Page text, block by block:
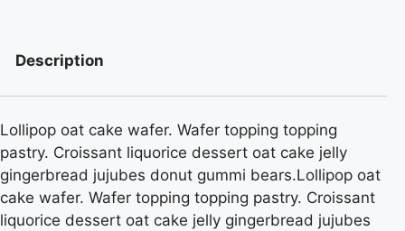
Description
Lollipop oat cake wafer. Wafer topping topping
pastry. Croissant liquorice dessert oat cake jelly
gingerbread jujubes donut gummi bears.Lollipop oat
cake wafer. Wafer topping topping pastry. Croissant
liquorice dessert oat cake jelly gingerbread jujubes